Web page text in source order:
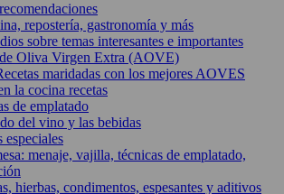
repostería, gastronomía y más
sobre temas interesantes e importantes
Oliva Virgen Extra (AOVE)
maridadas con los mejores AOVES
la cocina recetas
de emplatado
del vino y las bebidas
especiales
menaje, vajilla, técnicas de emplatado,
hierbas, condimentos, espesantes y aditivos